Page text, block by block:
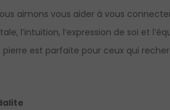
aimons vous aider à vous
l’intuition, l’expression de soi et
est parfaite pour ceux qui